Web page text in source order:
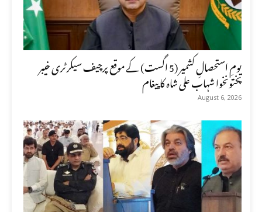
یومِ استحصالِ کشمیر (5 اگست) کے موقع پرچیف سیکرٹری خیبر
پختونخوا شہاب علی شاہ کا پیغام
August 6, 2026